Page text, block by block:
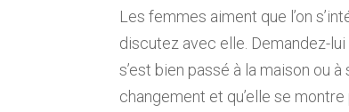
Les femmes aiment que l’on
discutez avec elle. Demandez-
s’est bien passé à la maison ou
changement et qu’elle se